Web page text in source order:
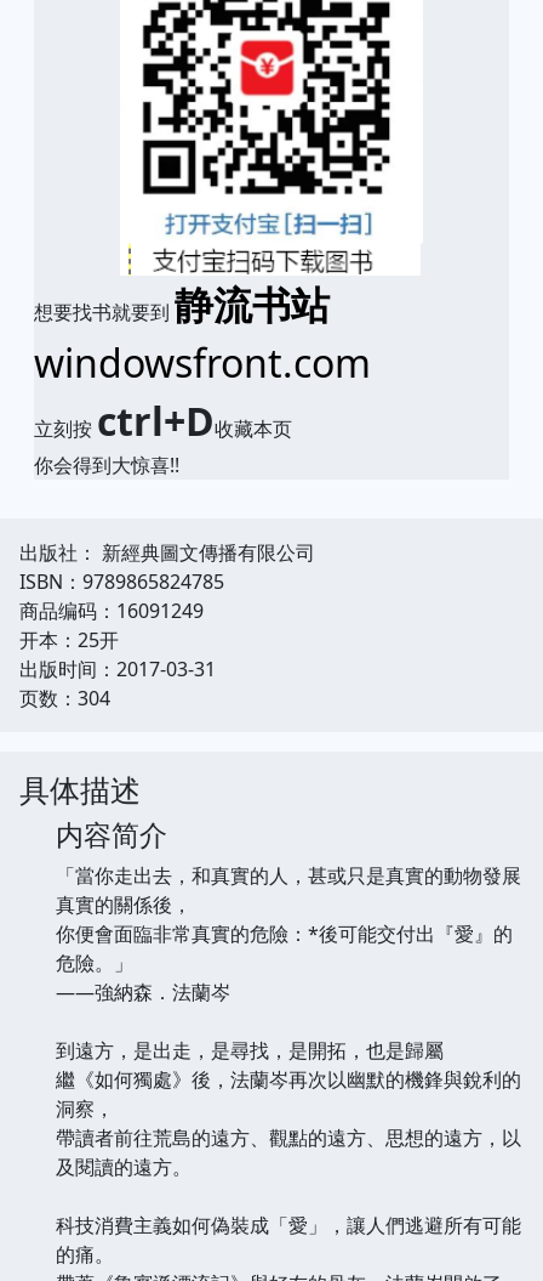
想要找书就要到 静流书站
windowsfront.com
立刻按 ctrl+D收藏本页
你会得到大惊喜!!
出版社： 新經典圖文傳播有限公司
ISBN：9789865824785
商品编码：16091249
开本：25开
出版时间：2017-03-31
页数：304
具体描述
内容简介
「當你走出去，和真實的人，甚或只是真實的動物發展
真實的關係後，
你便會面臨非常真實的危險：*後可能交付出『愛』的
危險。」
――強納森．法蘭岑
到遠方，是出走，是尋找，是開拓，也是歸屬
繼《如何獨處》後，法蘭岑再次以幽默的機鋒與銳利的
洞察，
帶讀者前往荒島的遠方、觀點的遠方、思想的遠方，以
及閱讀的遠方。
科技消費主義如何偽裝成「愛」，讓人們逃避所有可能
的痛。